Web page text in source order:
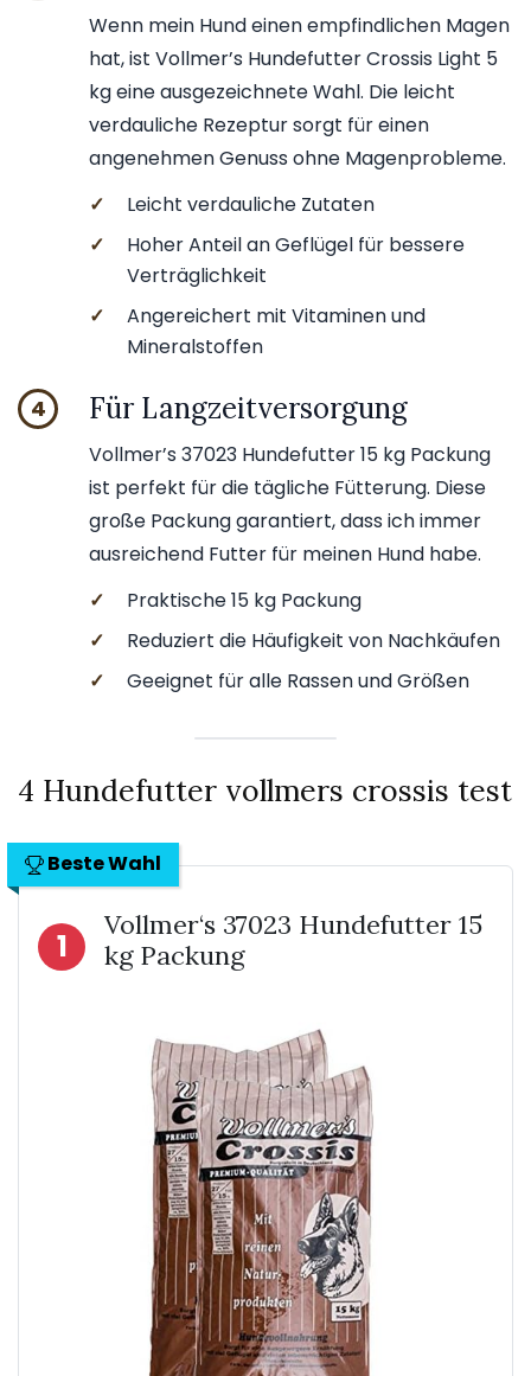
Wenn mein Hund einen empfindlichen Magen
hat, ist Vollmer’s Hundefutter Crossis Light 5
kg eine ausgezeichnete Wahl. Die leicht
verdauliche Rezeptur sorgt für einen
angenehmen Genuss ohne Magenprobleme.
✓
Leicht verdauliche Zutaten
✓
Hoher Anteil an Geflügel für bessere
Verträglichkeit
✓
Angereichert mit Vitaminen und
Mineralstoffen
4 Für Langzeitversorgung
Vollmer’s 37023 Hundefutter 15 kg Packung
ist perfekt für die tägliche Fütterung. Diese
große Packung garantiert, dass ich immer
ausreichend Futter für meinen Hund habe.
✓
Praktische 15 kg Packung
✓
Reduziert die Häufigkeit von Nachkäufen
✓
Geeignet für alle Rassen und Größen
4 Hundefutter vollmers crossis test
Beste Wahl
1
Vollmer‘s 37023 Hundefutter 15
kg Packung